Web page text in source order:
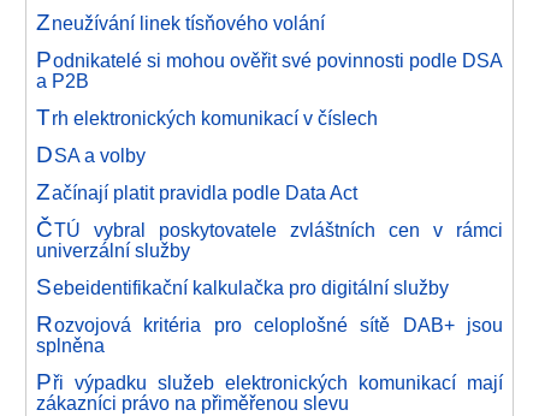
Zneužívání linek tísňového volání
Podnikatelé si mohou ověřit své povinnosti podle DSA
a P2B
Trh elektronických komunikací v číslech
DSA a volby
Začínají platit pravidla podle Data Act
ČTÚ vybral poskytovatele zvláštních cen v rámci
univerzální služby
Sebeidentifikační kalkulačka pro digitální služby
Rozvojová kritéria pro celoplošné sítě DAB+ jsou
splněna
Při výpadku služeb elektronických komunikací mají
zákazníci právo na přiměřenou slevu